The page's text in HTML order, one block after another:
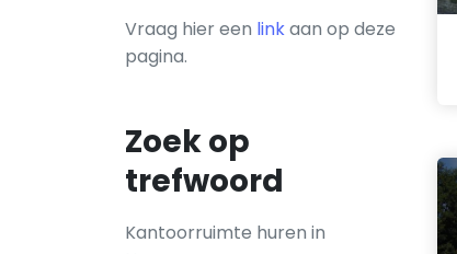
Vraag hier een linkaan op deze
pagina.
Zoek op
trefwoord
Kantoorruimte huren in